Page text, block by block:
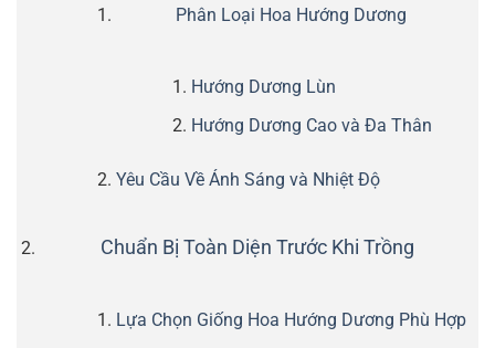
Phân Loại Hoa Hướng Dương
Hướng Dương Lùn
Hướng Dương Cao và Đa Thân
Yêu Cầu Về Ánh Sáng và Nhiệt Độ
Chuẩn Bị Toàn Diện Trước Khi Trồng
Lựa Chọn Giống Hoa Hướng Dương Phù Hợp